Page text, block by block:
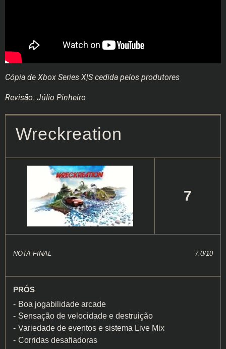
Cópia de Xbox Series X|S cedida pelos produtores
Revisão: Júlio Pinheiro
Wreckreation
7
NOTA FINAL 7.0/10
PRÓS
Boa jogabilidade arcade
Sensação de velocidade e destruição
Variedade de eventos e sistema Live Mix
Corridas desafiadoras